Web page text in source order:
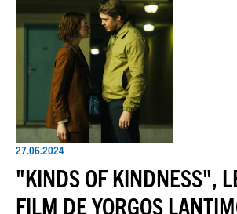
27.06.2024
"KINDS OF KINDNESS",
FILM DE YORGOS